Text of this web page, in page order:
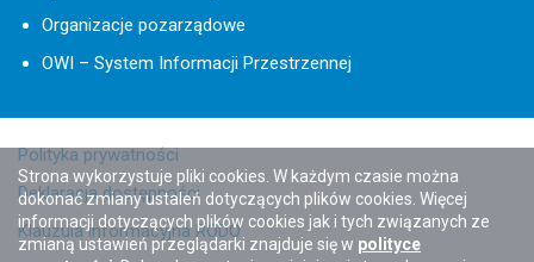
Organizacje pozarządowe
OWI – System Informacji Przestrzennej
Polityka prywatności
Deklaracja dostępności
Klauzula informacyjna RODO
Strona wykorzystuje pliki cookies. W każdym czasie można
dokonać zmiany ustaleń dotyczących plików cookies. Więcej
informacji dotyczących plików cookies jak i tych związanych ze
zmianą ustawień przeglądarki znajduje się w polityce